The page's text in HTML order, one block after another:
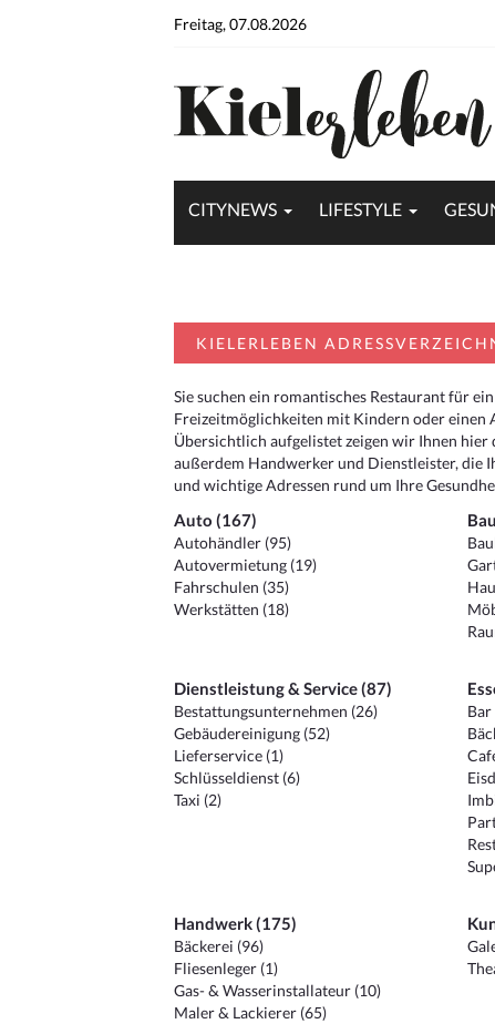
Freitag, 07.08.2026
CITYNEWS LIFESTYLE
KIELERLEBEN
Sie suchen ein romantisches Restaurant für
Freizeitmöglichkeiten mit Kindern oder einen
Übersichtlich aufgelistet zeigen wir Ihnen hier
außerdem Handwerker und Dienstleister, die
und wichtige Adressen rund um Ihre
Auto (167)
Autohändler (95)
Autovermietung (19)
Fahrschulen (35)
Werkstätten (18)
Dienstleistung & Service (87)
Bestattungsunternehmen (26)
Gebäudereinigung (52)
Lieferservice (1)
Schlüsseldienst (6)
Taxi (2)
Bar
Handwerk (175)
Bäckerei (96)
Fliesenleger (1)
Gas- & Wasserinstallateur (10)
Maler & Lackierer (65)